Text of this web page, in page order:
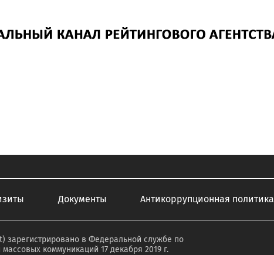
Документы Антикоррупционная политика
зарегистрировано в Федеральной службе по
коммуникаций 17 декабря 2019 г.